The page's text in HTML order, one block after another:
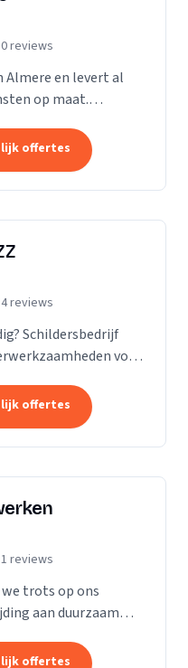
reviews
Almere en levert al
op maat.
en
offertes
reviews
Schildersbedrijf
voor
offertes
reviews
trots op ons
aan duurzaam
ontwikkeling en
offertes